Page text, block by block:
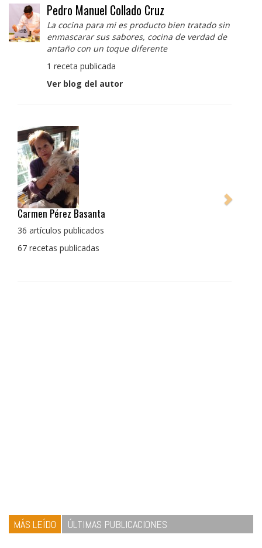
Pedro Manuel Collado Cruz
La cocina para mi es producto bien tratado sin
enmascarar sus sabores, cocina de verdad de
antaño con un toque diferente
1 receta publicada
Ver blog del autor
Pedro Manuel Collado Cruz
La cocina para mi es producto bien tratado sin
con un toque diferente